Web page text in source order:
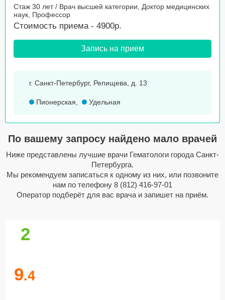
Стаж 30 лет / Врач высшей категории, Доктор медицинских
наук, Профессор
Стоимость приема - 4900р.
Запись на прием
г. Санкт-Петербург, Репищева, д. 13
Пионерская, Удельная
По вашему запросу найдено мало врачей
Ниже представлены лучшие врачи Гематологи города Санкт-
Петербурга.
Мы рекомендуем записаться к одному из них, или позвоните
нам по телефону 8 (812) 416-97-01
Оператор подберёт для вас врача и запишет на приём.
2
9.4